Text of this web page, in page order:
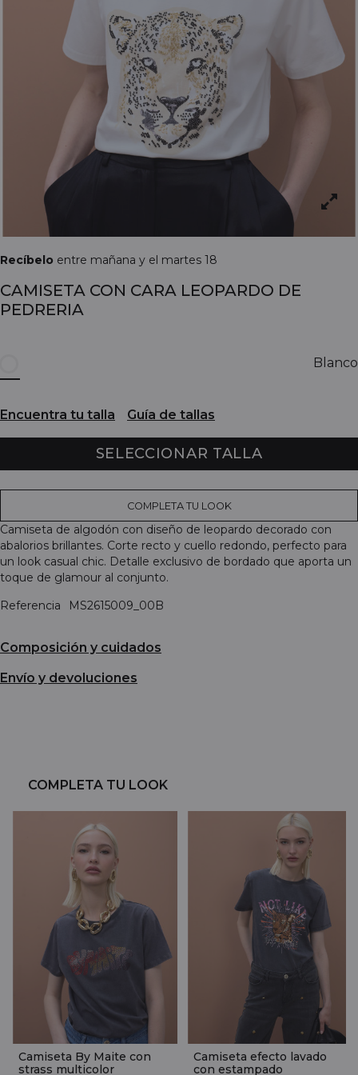
Recíbelo entre mañana y el martes 18
CAMISETA CON CARA LEOPARDO DE
PEDRERIA
Blanco
Encuentra tu talla Guía de tallas
SELECCIONAR TALLA
COMPLETA TU LOOK
Camiseta de algodón con diseño de leopardo decorado con
abalorios brillantes. Corte recto y cuello redondo, perfecto para
un look casual chic. Detalle exclusivo de bordado que aporta un
toque de glamour al conjunto.
Referencia
MS2615009_00B
Composición y cuidados
Envío y devoluciones
COMPLETA TU LOOK
Camiseta By Maite con
strass multicolor
Camiseta efecto lavado
con estampado